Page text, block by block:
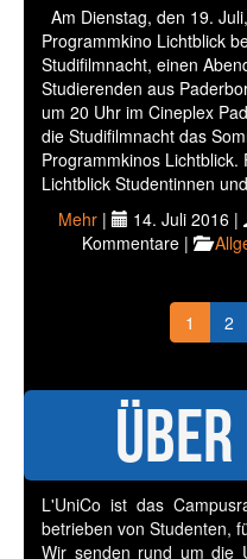
Am Dienstag, den 19.
Programmkino Lichtblick
Studifilmnacht, einen
Studierenden aus
um 20 Uhr im Cineplex
die Studifilmnacht das
Programmkinos
Lichtblick Studentinnen
Mehr | 14. Juli 2016 |
Kommentare |
1 2
Über
L'UniCo ist das
betrieben von Studenten,
Wir senden rund um die